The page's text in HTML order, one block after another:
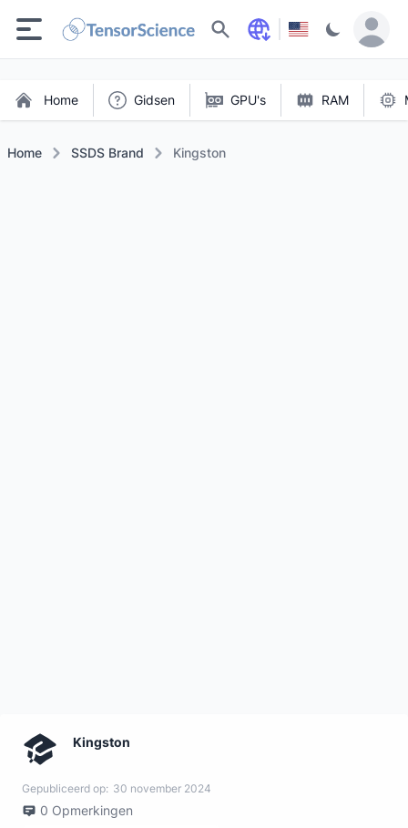
Zoeken
Home Gidsen GPU's RAM
Home SSDS Brand Kingston
Kingston
Gepubliceerd op: 30 november 2024
0 Opmerkingen